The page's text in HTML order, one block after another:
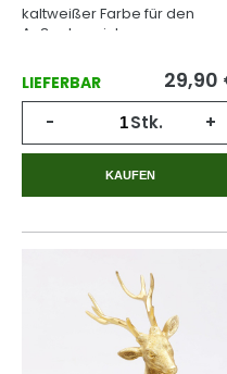
kaltweißer Farbe für den
Außenbereich.
LIEFERBAR 29,90
- Stk. +
KAUFEN